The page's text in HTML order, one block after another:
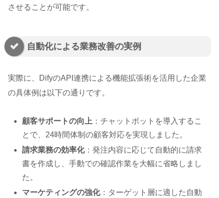
させることが可能です。
自動化による業務改善の実例
実際に、DifyのAPI連携による機能拡張術を活用した企業
の具体例は以下の通りです。
顧客サポートの向上 ：チャットボットを導入するこ
とで、24時間体制の顧客対応を実現しました。
請求業務の効率化：発注内容に応じて自動的に請求
書を作成し、手動での確認作業を大幅に省略しまし
た。
マーケティングの強化：ターゲット層に適した自動